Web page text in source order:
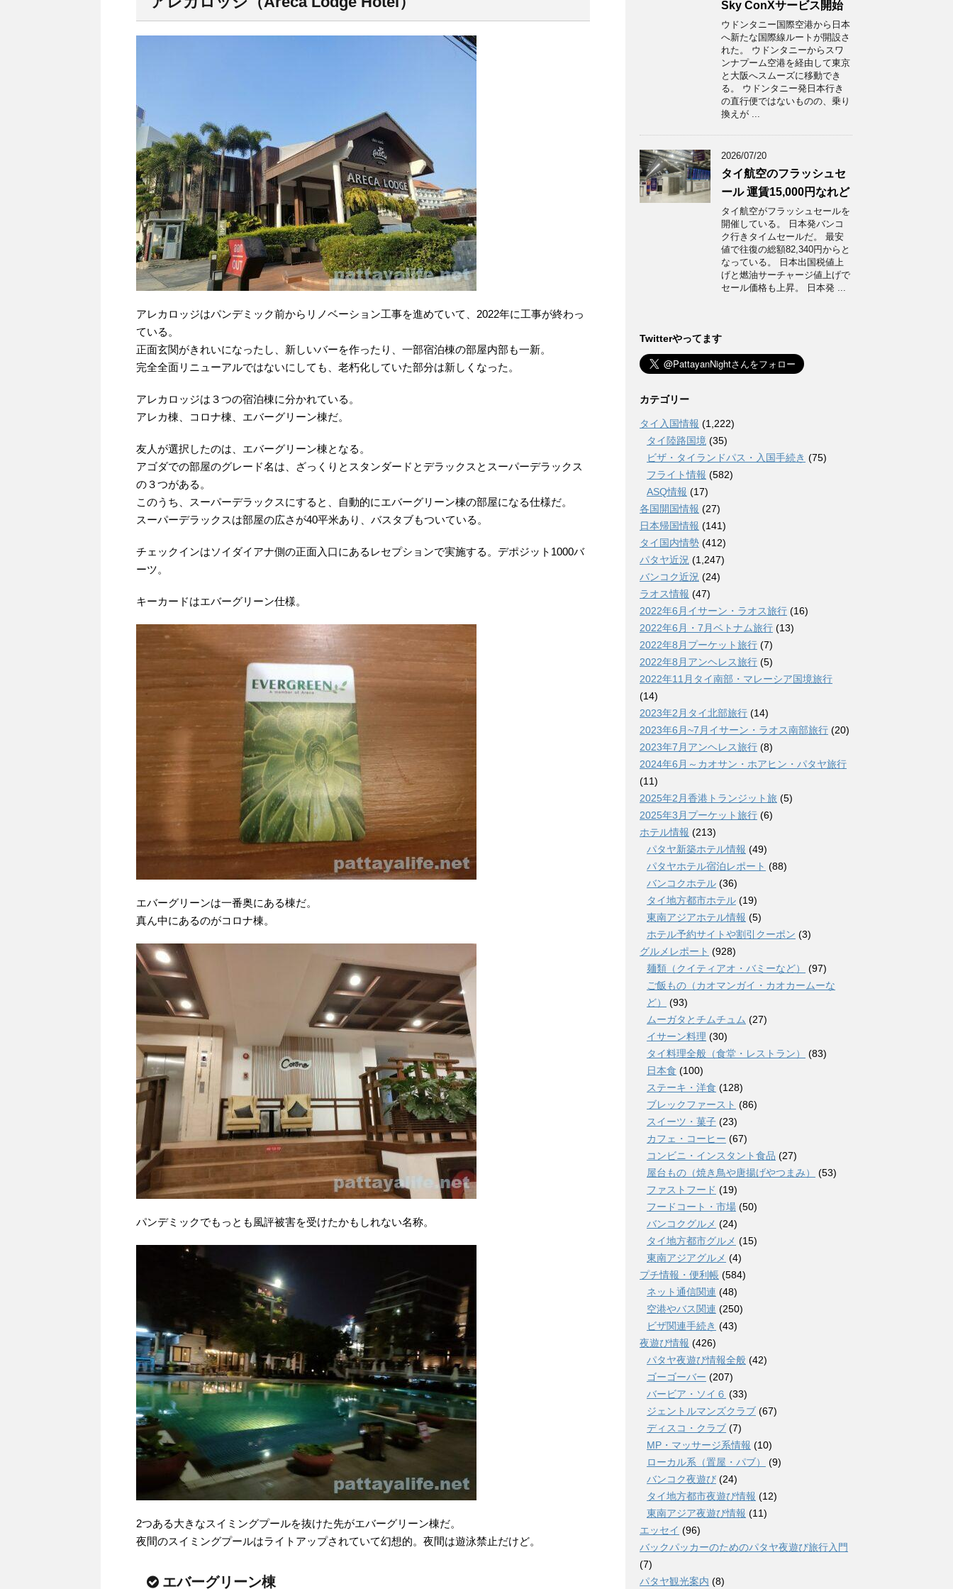
アレカロッジはパンデミック前からリノベーション工事を進めていて、2022年に工事が終わっ
ている。
正面玄関がきれいになったし、新しいバーを作ったり、一部宿泊棟の部屋内部も一新。
完全全面リニューアルではないにしても、老朽化していた部分は新しくなった。
アレカロッジは３つの宿泊棟に分かれている。
アレカ棟、コロナ棟、エバーグリーン棟だ。
友人が選択したのは、エバーグリーン棟となる。
アゴダでの部屋のグレード名は、ざっくりとスタンダードとデラックスとスーパーデラックス
の３つがある。
このうち、スーパーデラックスにすると、自動的にエバーグリーン棟の部屋になる仕様だ。
スーパーデラックスは部屋の広さが40平米あり、バスタブもついている。
チェックインはソイダイアナ側の正面入口にあるレセプションで実施する。デポジット1000バ
ーツ。
キーカードはエバーグリーン仕様。
エバーグリーンは一番奥にある棟だ。
真ん中にあるのがコロナ棟。
パンデミックでもっとも風評被害を受けたかもしれない名称。
2つある大きなスイミングプールを抜けた先がエバーグリーン棟だ。
夜間のスイミングプールはライトアップされていて幻想的。夜間は遊泳禁止だけど。
エバーグリーン棟
Sky ConXサービス開始
ウドンタニー国際空港から日本
へ新たな国際線ルートが開設さ
れた。 ウドンタニーからスワ
ンナプーム空港を経由して東京
と大阪へスムーズに移動でき
る。 ウドンタニー発日本行き
の直行便ではないものの、乗り
換えが ...
2026/07/20
タイ航空のフラッシュセ
ール 運賃15,000円なれど
タイ航空がフラッシュセールを
開催している。 日本発バンコ
ク行きタイムセールだ。 最安
値で往復の総額82,340円からと
なっている。 日本出国税値上
げと燃油サーチャージ値上げで
セール価格も上昇。 日本発 ...
Twitterやってます
カテゴリー
タイ入国情報 (1,222)
タイ陸路国境 (35)
ビザ・タイランドパス・入国手続き (75)
フライト情報 (582)
ASQ情報 (17)
各国開国情報 (27)
日本帰国情報 (141)
タイ国内情勢 (412)
パタヤ近況 (1,247)
バンコク近況 (24)
ラオス情報 (47)
2022年6月イサーン・ラオス旅行 (16)
2022年6月・7月ベトナム旅行 (13)
2022年8月プーケット旅行 (7)
2022年8月アンヘレス旅行 (5)
2022年11月タイ南部・マレーシア国境旅行
(14)
2023年2月タイ北部旅行 (14)
2023年6月~7月イサーン・ラオス南部旅行 (20)
2023年7月アンヘレス旅行 (8)
2024年6月～カオサン・ホアヒン・パタヤ旅行
(11)
2025年2月香港トランジット旅 (5)
2025年3月プーケット旅行 (6)
ホテル情報 (213)
パタヤ新築ホテル情報 (49)
パタヤホテル宿泊レポート (88)
バンコクホテル (36)
タイ地方都市ホテル (19)
東南アジアホテル情報 (5)
ホテル予約サイトや割引クーポン (3)
グルメレポート (928)
麺類（クイティアオ・バミーなど）
(97)
ご飯もの（カオマンガイ・カオカームーな
ど）
(93)
ムーガタとチムチュム (27)
イサーン料理 (30)
タイ料理全般（食堂・レストラン）
(83)
日本食 (100)
ステーキ・洋食 (128)
ブレックファースト (86)
スイーツ・菓子 (23)
カフェ・コーヒー (67)
コンビニ・インスタント食品 (27)
屋台もの（焼き鳥や唐揚げやつまみ）
(53)
ファストフード (19)
フードコート・市場 (50)
バンコクグルメ (24)
タイ地方都市グルメ (15)
東南アジアグルメ (4)
プチ情報・便利帳 (584)
ネット通信関連 (48)
空港やバス関連 (250)
ビザ関連手続き (43)
夜遊び情報 (426)
パタヤ夜遊び情報全般 (42)
ゴーゴーバー (207)
バービア・ソイ６ (33)
ジェントルマンズクラブ (67)
ディスコ・クラブ (7)
MP・マッサージ系情報 (10)
ローカル系（置屋・パブ）
(9)
バンコク夜遊び (24)
タイ地方都市夜遊び情報 (12)
東南アジア夜遊び情報 (11)
エッセイ (96)
バックパッカーのためのパタヤ夜遊び旅行入門
(7)
パタヤ観光案内 (8)